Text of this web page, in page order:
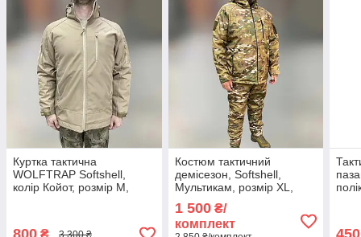
Куртка тактична
WOLFTRAP Softshell,
колір Койот, розмір M,
(4516_bej)
3 300 ₴
Костюм тактичний
демісезон, Softshell,
Мультикам, розмір XL,
демісезонний костюм
софтшелл для військових
1 500₴/
комплект